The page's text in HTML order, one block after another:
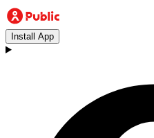
Install App